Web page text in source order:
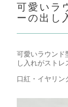
可愛いラ
ーの出し
可愛いラウンド
し入れがストレ
口紅・イヤリン